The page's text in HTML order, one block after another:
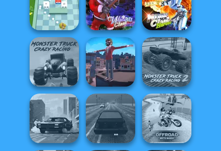
Funny Shooter 2
Funny Shooter
Parkour Block 3D
Moon Clash
Heroes
Winter Clash 3D
Break n Bounce
Monster Truck
Crazy Racing 2
Backflip Maniac
Monster Truck
Crazy Racing